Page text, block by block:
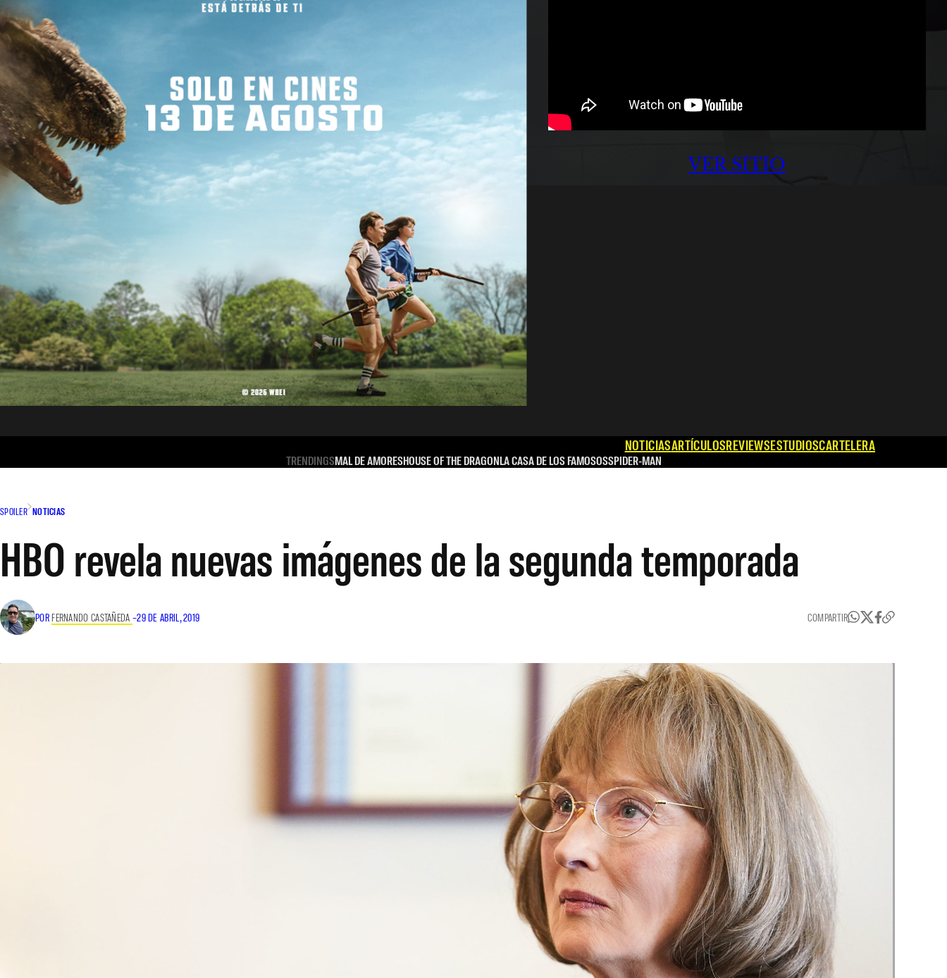
VER SITIO
NOTICIASARTÍCULOSREVIEWSESTUDIOSCARTELERA
TRENDINGSMAL DE AMORESHOUSE OF THE DRAGONLA CASA DE LOS FAMOSOSSPIDER-MAN
SPOILER NOTICIAS
HBO revela nuevas imágenes de la segunda temporada
POR FERNANDO CASTAÑEDA –29 DE ABRIL, 2019 COMPARTIR